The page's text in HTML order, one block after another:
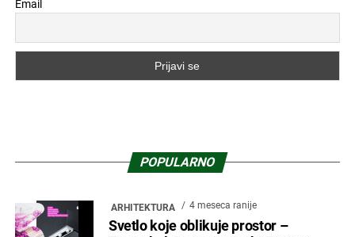
Email
POPULARNO
ARHITEKTURA 4 meseca ranije
Svetlo koje oblikuje prostor –